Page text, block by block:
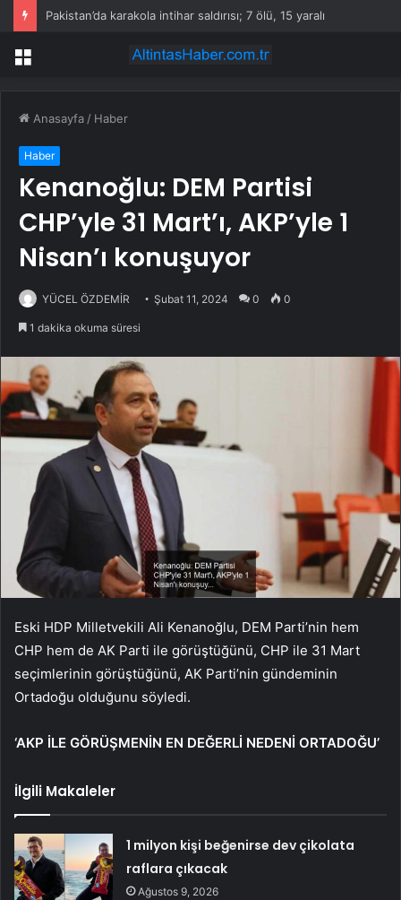
Pakistan’da karakola intihar saldırısı; 7 ölü, 15 yaralı
Menü
Anasayfa / Haber
Haber
Kenanoğlu: DEM Partisi
CHP’yle 31 Mart’ı, AKP’yle 1
Nisan’ı konuşuyor
YÜCEL ÖZDEMİR Şubat 11, 2024 0 0
1 dakika okuma süresi
Eski HDP Milletvekili Ali Kenanoğlu, DEM Parti’nin hem
CHP hem de AK Parti ile görüştüğünü, CHP ile 31 Mart
seçimlerinin görüştüğünü, AK Parti’nin gündeminin
Ortadoğu olduğunu söyledi.
‘AKP İLE GÖRÜŞMENİN EN DEĞERLİ NEDENİ ORTADOĞU’
İlgili Makaleler
1 milyon kişi beğenirse dev çikolata
raflara çıkacak
Ağustos 9, 2026